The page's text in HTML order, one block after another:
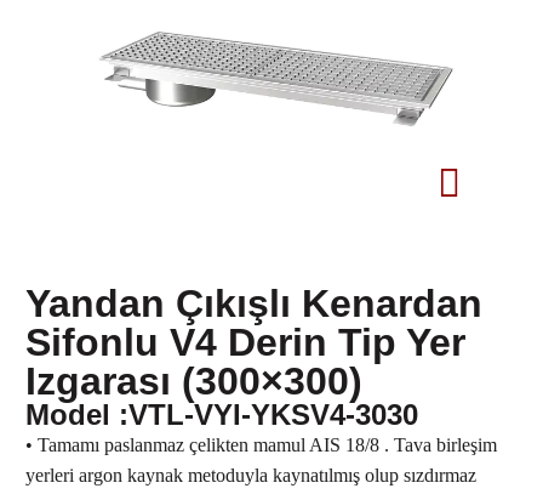
Yandan Çıkışlı Kenardan
Sifonlu V4 Derin Tip Yer
Izgarası (300×300)
Model :VTL-VYI-YKSV4-3030
• Tamamı paslanmaz çelikten mamul AIS 18/8 . Tava birleşim
yerleri argon kaynak metoduyla kaynatılmış olup sızdırmaz